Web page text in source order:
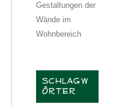
Gestaltungen der
Wände im
Wohnbereich
SCHLAGW
ÖRTER